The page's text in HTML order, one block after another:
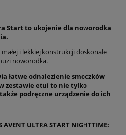
Start to ukojenie dla noworodka
i lekkiej konstrukcji doskonale
noworodka.
łatwe odnalezienie smoczków
zestawie etui to nie tylko
podręczne urządzenie do ich
AVENT ULTRA START NIGHTTIME: